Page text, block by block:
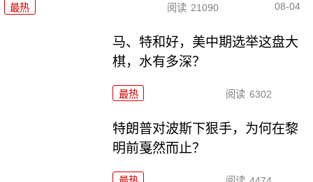
最热 阅读 21090 08-04
马、特和好，美中期选举这盘大
棋，水有多深？
最热 阅读 6302
特朗普对波斯下狠手，为何在黎
明前戛然而止？